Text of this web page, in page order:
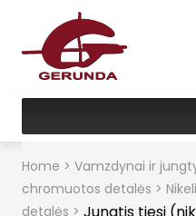
Home > Vamzdynai ir
chromuotos detalės >
detalės >